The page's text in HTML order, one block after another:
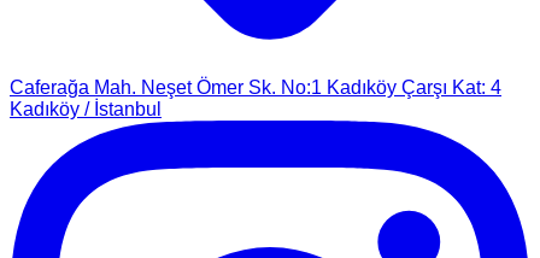
Caferağa Mah. Neşet Ömer Sk. No:1 Kadıköy Çarşı Kat: 4
Kadıköy / İstanbul